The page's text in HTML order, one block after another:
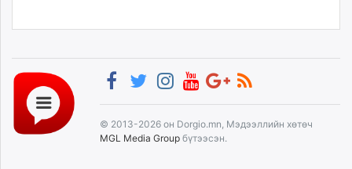
© 2013-2026 он Dorgio.mn, Мэдээллийн хөтөч
MGL Media Group бүтээсэн.